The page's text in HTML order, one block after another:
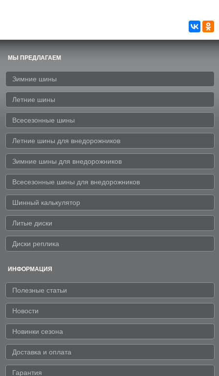
МЫ ПРЕДЛАГАЕМ
Зимние шины
Летние шины
Всесезонные шины
Летние шины для внедорожников
Зимние шины для внедорожников
Всесезонные шины для внедорожников
Шинный калькулятор
Литые диски
Диски реплика
ИНФОРМАЦИЯ
Полезные статьи
Новости
Новинки сезона
Доставка и оплата
Гарантия